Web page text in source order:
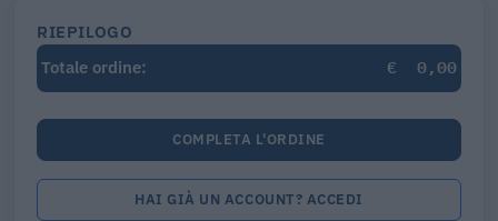
RIEPILOGO
Totale ordine:
€ 0,00
COMPLETA L'ORDINE
HAI GIÀ UN ACCOUNT? ACCEDI